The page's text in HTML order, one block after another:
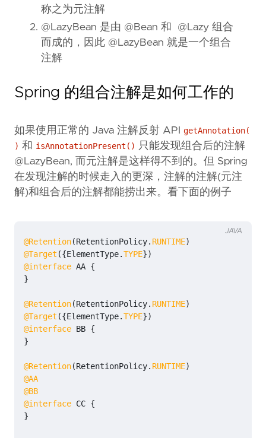
称之为元注解
@LazyBean 是由 @Bean 和 @Lazy 组合
而成的，因此 @LazyBean 就是一个组合
注解
Spring 的组合注解是如何工作的
如果使用正常的 Java 注解反射 API getAnnotation(
) 和 isAnnotationPresent()
只能发现组合后的注解
@LazyBean, 而元注解是这样得不到的。但 Spring
在发现注解的时候走入的更深，注解的注解(元注
解)和组合后的注解都能捞出来。看下面的例子
@Retention(RetentionPolicy. RUNTIME)
@Target ({ElementType.TYPE})
@interface AA {
}
@Retention(RetentionPolicy. RUNTIME)
@Target ({ElementType.TYPE})
@interface BB {
}
@Retention(RetentionPolicy. RUNTIME)
@AA
@BB
@interface CC {
}
JAVA